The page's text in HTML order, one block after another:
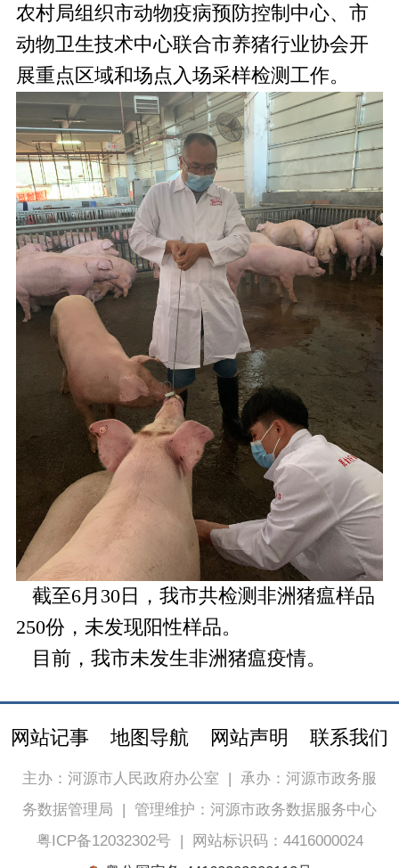
农村局组织市动物疫病预防控制中心、市
动物卫生技术中心联合市养猪行业协会开
展重点区域和场点入场采样检测工作。
截至6月30日，我市共检测非洲猪瘟样品
250份，未发现阳性样品。
目前，我市未发生非洲猪瘟疫情。
网站记事 地图导航 网站声明 联系我们
主办：河源市人民政府办公室 | 承办：河源市政务服
务数据管理局 | 管理维护：河源市政务数据服务中心
粤ICP备12032302号|
网站标识码：4416000024